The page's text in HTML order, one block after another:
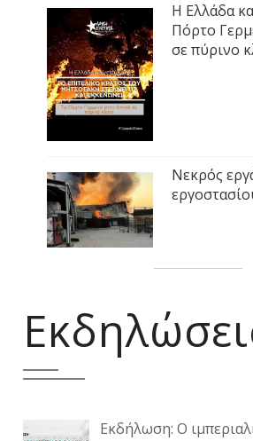
Η Ελλάδα
Πόρτο
σε πύρινο
Νεκρός
Εκδήλωση: Ο